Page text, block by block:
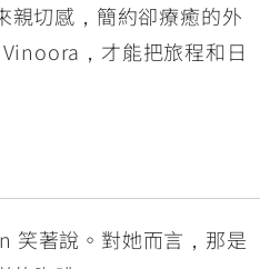
親切感，簡約卻療癒的外
，才能把旅程和日
笑著說。對她而言，那是